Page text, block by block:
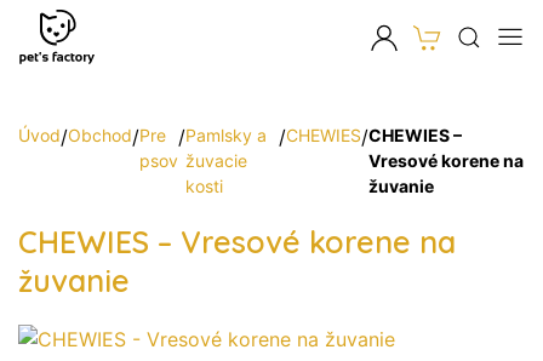
Úvod/Obchod/Pre
psov
/Pamlsky a
žuvacie
kosti
/CHEWIES/CHEWIES –
Vresové korene na
žuvanie
CHEWIES – Vresové korene na
žuvanie